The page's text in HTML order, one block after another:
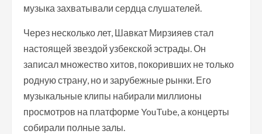
музыка захватывали сердца слушателей.
Через несколько лет, Шавкат Мирзияев стал
настоящей звездой узбекской эстрады. Он
записал множество хитов, покоривших не только
родную страну, но и зарубежные рынки. Его
музыкальные клипы набирали миллионы
просмотров на платформе YouTube, а концерты
собирали полные залы.